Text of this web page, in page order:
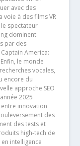
avec des
voie à des films VR
spectateur
dominent
par des
America:
le monde
vocales,
encore du
approche SEO
2025
innovation
des
des tests et
high-tech de
en intelligence